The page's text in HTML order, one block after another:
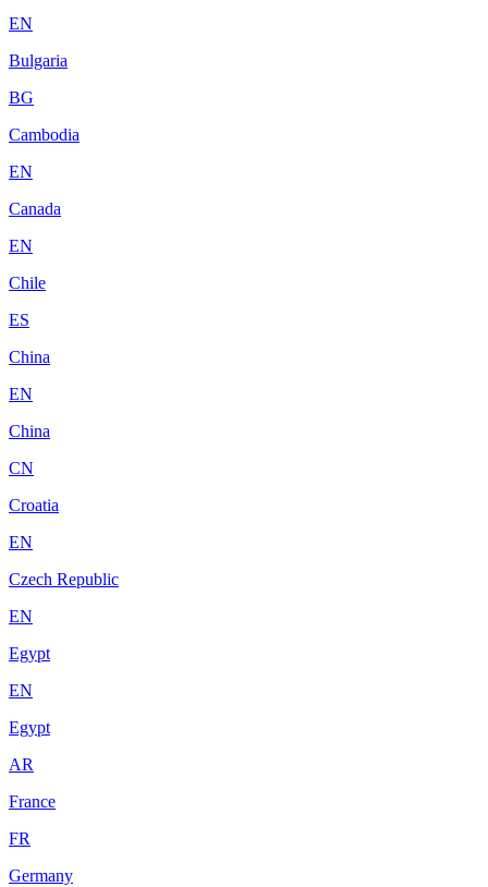
EN
Bulgaria
BG
Cambodia
EN
Canada
EN
Chile
ES
China
EN
China
CN
Croatia
EN
Czech Republic
EN
Egypt
EN
Egypt
AR
France
FR
Germany